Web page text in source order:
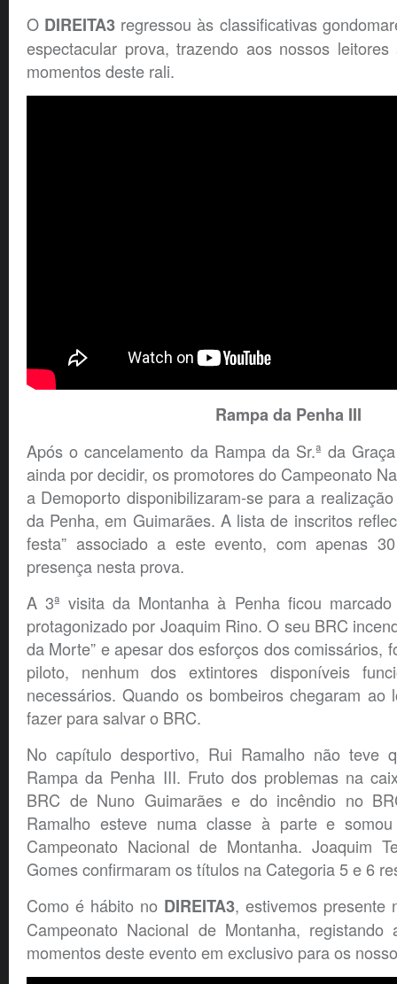
O DIREITA3 regressou às classificativas
espectacular prova, trazendo aos nossos
momentos deste rali.
Rampa da Penha III
Após o cancelamento da Rampa da Sr.ª da
ainda por decidir, os promotores do Campeonato
a Demoporto disponibilizaram-se para a
da Penha, em Guimarães. A lista de inscritos
festa” associado a este evento, com apenas
presença nesta prova.
A 3ª visita da Montanha à Penha ficou
protagonizado por Joaquim Rino. O seu BRC
da Morte” e apesar dos esforços dos comissários,
piloto, nenhum dos extintores disponíveis
necessários. Quando os bombeiros chegaram ao
fazer para salvar o BRC.
No capítulo desportivo, Rui Ramalho não teve
Rampa da Penha III. Fruto dos problemas na
BRC de Nuno Guimarães e do incêndio no
Ramalho esteve numa classe à parte e
Campeonato Nacional de Montanha. Joaquim
Gomes confirmaram os títulos na Categoria 5 e 6
Como é hábito no DIREITA3, estivemos presente
Campeonato Nacional de Montanha, registando
momentos deste evento em exclusivo para os